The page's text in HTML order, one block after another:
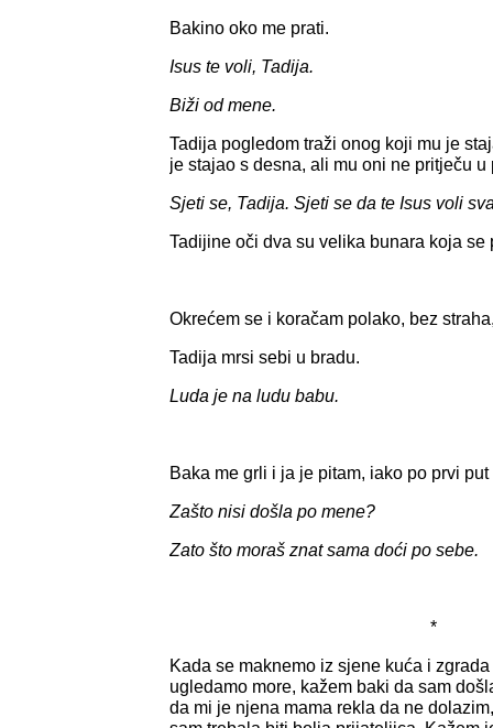
Bakino oko me prati.
Isus te voli, Tadija.
Biži od mene.
Tadija pogledom traži onog koji mu je
je stajao s desna, ali mu oni ne pritječu u
Sjeti se, Tadija. Sjeti se da te Isus voli
Tadijine oči dva su velika bunara koja se
Okrećem se i koračam polako, bez
Tadija mrsi sebi u bradu.
Luda je na ludu babu.
Baka me grli i ja je pitam, iako po prvi
Zašto nisi došla po mene?
Zato što moraš znat sama doći po sebe.
*
Kada se maknemo iz sjene kuća i
ugledamo more, kažem baki da sam
da mi je njena mama rekla da ne